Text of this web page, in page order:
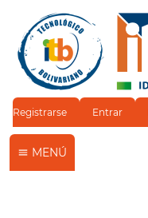
Registrarse Entrar
MENÚ